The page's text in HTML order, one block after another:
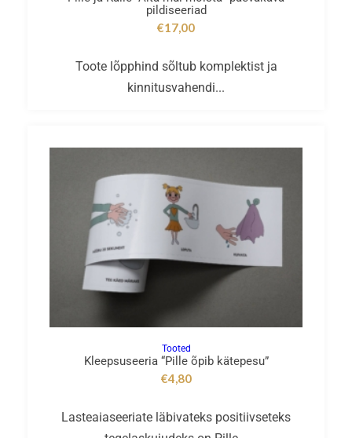
pildiseeriad
€17,00
Toote lõpphind sõltub komplektist ja
kinnitusvahendi...
Tooted
Kleepsuseeria “Pille õpib kätepesu”
€4,80
Lasteaiaseeriate läbivateks positiivseteks